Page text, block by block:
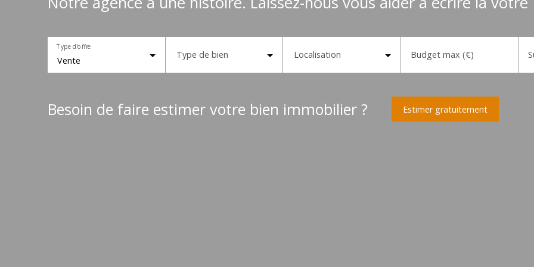
Vente
Type d'offre
Type de bien Localisation Budget max (€)
Besoin de faire estimer votre bien immobilier ? Estimer gratuitement